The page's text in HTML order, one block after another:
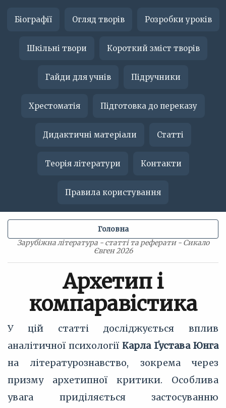
Біографії Огляд творів Розробки уроків
Шкільні твори Короткий зміст творів
Гайди для учнів Підручники
Хрестоматія Підготовка до переказу
Дидактичні матеріали Статті
Теорія літератури Контакти
Правила користування
Зарубіжна література - статті та реферати - Сикало
Євген 2026
Головна
Архетип і
компаравістика
У цій статті досліджується вплив
аналітичної психології Карла Ґустава Юнга
на літературознавство, зокрема через
призму архетипної критики. Особлива
увага приділяється застосуванню